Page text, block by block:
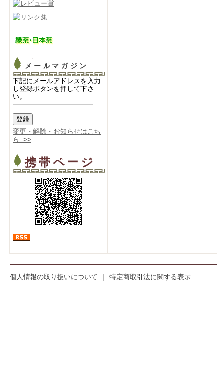
メールマガジン
下記にメールアドレスを入力
し登録ボタンを押して下さ
い。
変更・解除・お知らせはこち
ら >>
携帯ページ
個人情報の取り扱いについて 特定商取引法に関する表示